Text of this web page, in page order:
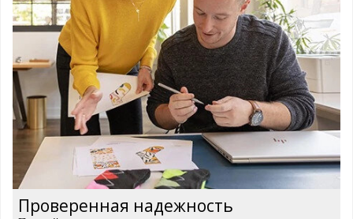
Проверенная надежность